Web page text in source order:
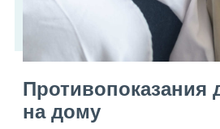
Противопоказания
на дому